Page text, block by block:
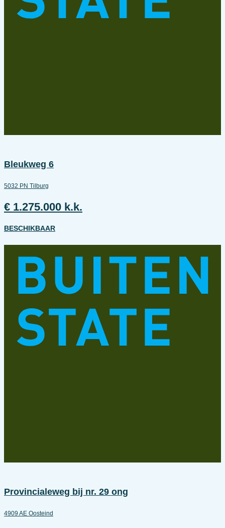
Bleukweg 6
5032 PN Tilburg
€ 1.275.000 k.k.
BESCHIKBAAR
Provincialeweg bij nr. 29 ong
4909 AE Oosteind